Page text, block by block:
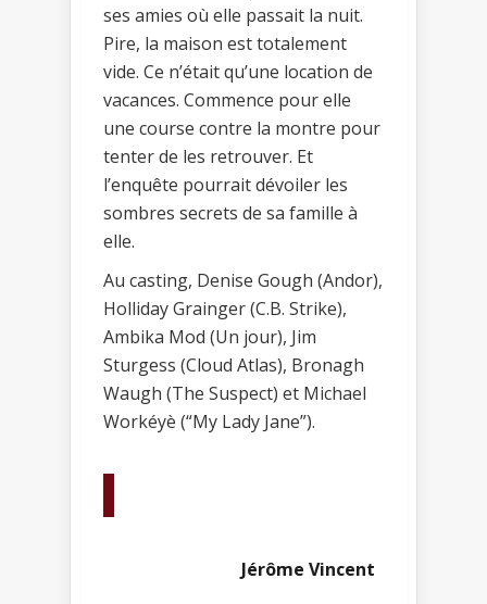
ses amies où elle passait la nuit.
Pire, la maison est totalement
vide. Ce n’était qu’une location de
vacances. Commence pour elle
une course contre la montre pour
tenter de les retrouver. Et
l’enquête pourrait dévoiler les
sombres secrets de sa famille à
elle.
Au casting, Denise Gough (Andor),
Holliday Grainger (C.B. Strike),
Ambika Mod (Un jour), Jim
Sturgess (Cloud Atlas), Bronagh
Waugh (The Suspect) et Michael
Workéyè (“My Lady Jane”).
Jérôme Vincent